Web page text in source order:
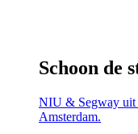
Schoon de
NIU & Segway uit
Amsterdam.